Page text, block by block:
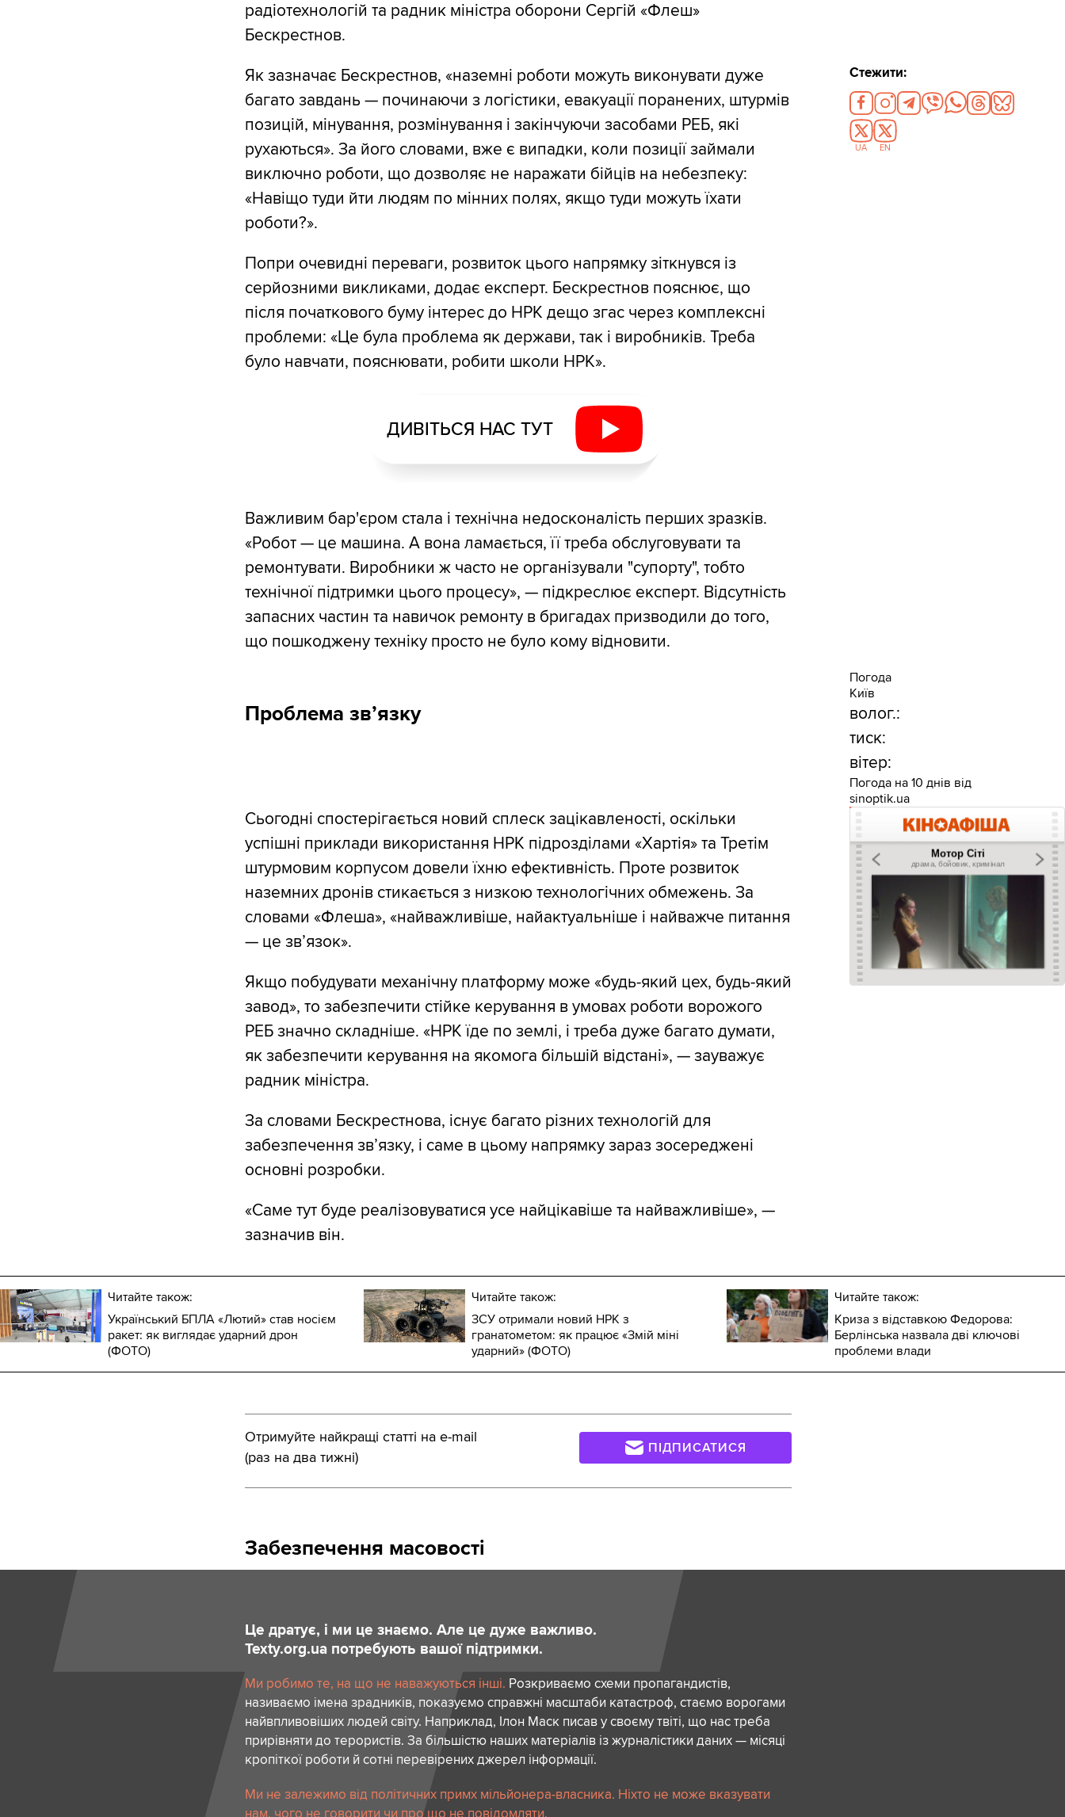
радіотехнологій та радник міністра оборони Сергій «Флеш»
Бескрестнов.
Як зазначає Бескрестнов, «наземні роботи можуть виконувати дуже
багато завдань — починаючи з логістики, евакуації поранених, штурмів
позицій, мінування, розмінування і закінчуючи засобами РЕБ, які
рухаються». За його словами, вже є випадки, коли позиції займали
виключно роботи, що дозволяє не наражати бійців на небезпеку:
«Навіщо туди йти людям по мінних полях, якщо туди можуть їхати
роботи?».
Попри очевидні переваги, розвиток цього напрямку зіткнувся із
серйозними викликами, додає експерт. Бескрестнов пояснює, що
після початкового буму інтерес до НРК дещо згас через комплексні
проблеми: «Це була проблема як держави, так і виробників. Треба
було навчати, пояснювати, робити школи НРК».
ДИВІТЬСЯ НАС ТУТ
Важливим бар'єром стала і технічна недосконалість перших зразків.
«Робот — це машина. А вона ламається, її треба обслуговувати та
ремонтувати. Виробники ж часто не організували "супорту", тобто
технічної підтримки цього процесу», — підкреслює експерт. Відсутність
запасних частин та навичок ремонту в бригадах призводили до того,
що пошкоджену техніку просто не було кому відновити.
Проблема зв’язку
Сьогодні спостерігається новий сплеск зацікавленості, оскільки
успішні приклади використання НРК підрозділами «Хартія» та Третім
штурмовим корпусом довели їхню ефективність. Проте розвиток
наземних дронів стикається з низкою технологічних обмежень. За
словами «Флеша», «найважливіше, найактуальніше і найважче питання
— це зв’язок».
Якщо побудувати механічну платформу може «будь-який цех, будь-який
завод», то забезпечити стійке керування в умовах роботи ворожого
РЕБ значно складніше. «НРК їде по землі, і треба дуже багато думати,
як забезпечити керування на якомога більшій відстані», — зауважує
радник міністра.
За словами Бескрестнова, існує багато різних технологій для
забезпечення зв’язку, і саме в цьому напрямку зараз зосереджені
основні розробки.
«Саме тут буде реалізовуватися усе найцікавіше та найважливіше», —
зазначив він.
Читайте також:
Український БПЛА «Лютий» став носієм
ракет: як виглядає ударний дрон
(ФОТО)
Читайте також:
ЗСУ отримали новий НРК з
гранатометом: як працює «Змій міні
ударний» (ФОТО)
Читайте також:
Криза з відставкою Федорова:
Берлінська назвала дві ключові
проблеми влади
Отримуйте найкращі статті на e-mail
(раз на два тижні)
ПІДПИСАТИСЯ
Забезпечення масовості
Це дратує, і ми це знаємо. Але це дуже важливо.
Texty.org.ua потребують вашої підтримки.
Ми робимо те, на що не наважуються інші. Розкриваємо схеми пропагандистів,
називаємо імена зрадників, показуємо справжні масштаби катастроф, стаємо ворогами
найвпливовіших людей світу. Наприклад, Ілон Маск писав у своєму твіті, що нас треба
прирівняти до терористів. За більшістю наших матеріалів із журналістики даних — місяці
кропіткої роботи й сотні перевірених джерел інформації.
Ми не залежимо від політичних примх мільйонера-власника. Ніхто не може вказувати
Стежити:
UA EN
Погода
Київ
волог.:
тиск:
вітер:
Погода на 10 днів від
sinoptik.ua